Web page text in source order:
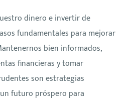
dinero e invertir de
fundamentales para mejorar
bien informados,
financieras y tomar
son estrategias
futuro próspero para